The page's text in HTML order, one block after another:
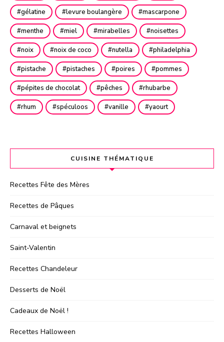
gélatine levure boulangère mascarpone
menthe miel mirabelles noisettes
noix noix de coco nutella philadelphia
pistache pistaches poires pommes
pépites de chocolat pêches rhubarbe
rhum spéculoos vanille yaourt
CUISINE THÉMATIQUE
Recettes Fête des Mères
Recettes de Pâques
Carnaval et beignets
Saint-Valentin
Recettes Chandeleur
Desserts de Noël
Cadeaux de Noël !
Recettes Halloween